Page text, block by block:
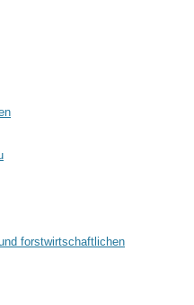
forstwirtschaftlichen